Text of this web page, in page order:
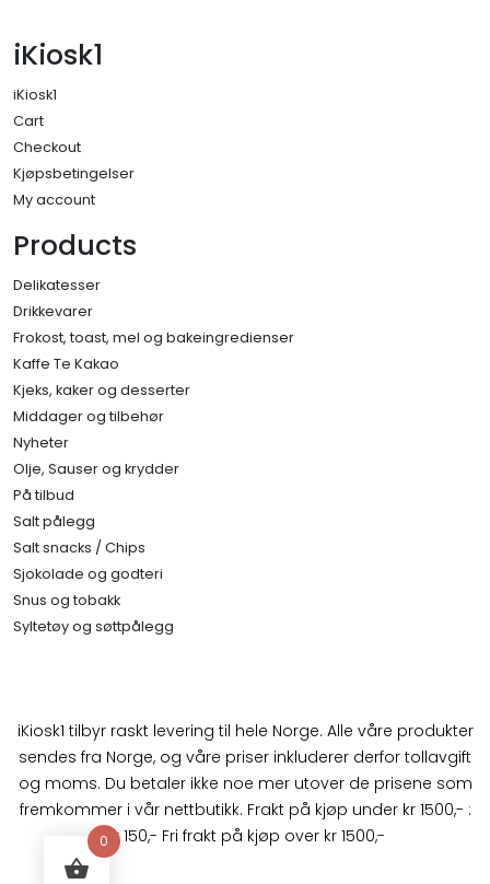
iKiosk1
iKiosk1
Cart
Checkout
Kjøpsbetingelser
My account
Products
Delikatesser
Drikkevarer
Frokost, toast, mel og bakeingredienser
Kaffe Te Kakao
Kjeks, kaker og desserter
Middager og tilbehør
Nyheter
Olje, Sauser og krydder
På tilbud
Salt pålegg
Salt snacks / Chips
Sjokolade og godteri
Snus og tobakk
Syltetøy og søttpålegg
iKiosk1 tilbyr raskt levering til hele Norge. Alle våre produkter
sendes fra Norge, og våre priser inkluderer derfor tollavgift
og moms. Du betaler ikke noe mer utover de prisene som
fremkommer i vår nettbutikk. Frakt på kjøp under kr 1500,- :
kr 150,- Fri frakt på kjøp over kr 1500,-
0